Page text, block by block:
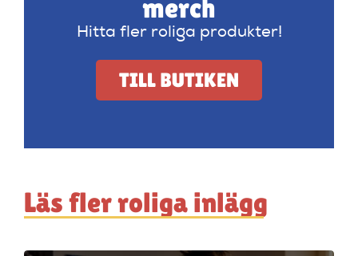
merch
Hitta fler roliga produkter!
TILL BUTIKEN
Läs fler roliga inlägg